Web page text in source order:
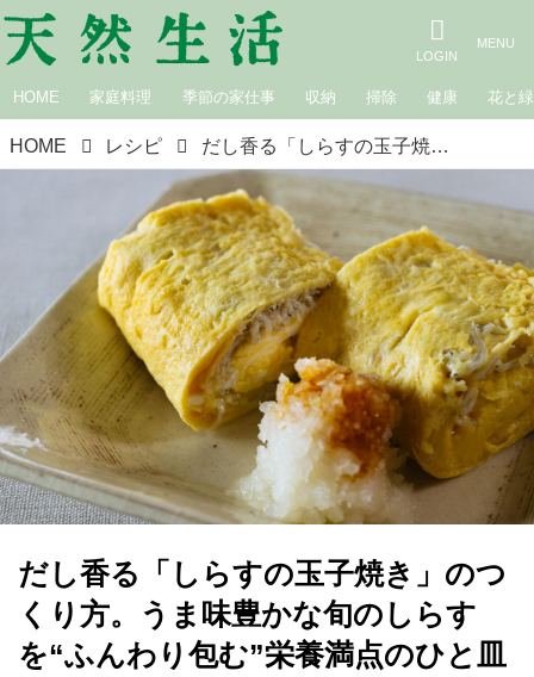
HOME 家庭料理 季節の家仕事 収納 掃除 健康 花と緑
HOME レシピ だし香る「しらすの玉子焼き」のつくり方。うま味豊かな旬のしらすを“ふんわり包む”栄養満点のひと皿｜松田美智子の季節の仕事
だし香る「しらすの玉子焼き」のつ
くり方。うま味豊かな旬のしらす
を“ふんわり包む”栄養満点のひと皿